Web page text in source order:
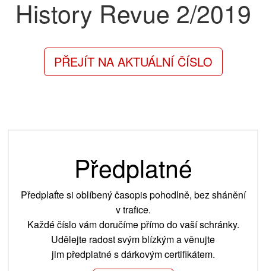
History Revue 2/2019
PŘEJÍT NA AKTUÁLNÍ ČÍSLO
Předplatné
Předplaťte si oblíbený časopis pohodlně, bez shánění
v trafice.
Každé číslo vám doručíme přímo do vaší schránky.
Udělejte radost svým blízkým a věnujte
jim předplatné s dárkovým certifikátem.